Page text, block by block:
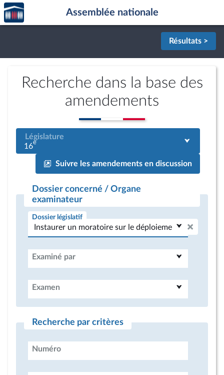
Aller au contenu
Aller en bas de la page
Accèder
à la
page
Assemblée nationale
Résultats >
Recherche dans la base des
amendements
Législature
16e
Suivre les amendements en discussion
Dossier concerné / Organe
examinateur
Dossier législatif
Examiné par
Examen
Recherche par critères
Numéro